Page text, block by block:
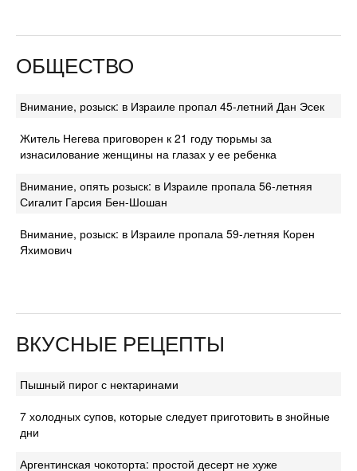
ОБЩЕСТВО
Внимание, розыск: в Израиле пропал 45-летний Дан Эсек
Житель Негева приговорен к 21 году тюрьмы за
изнасилование женщины на глазах у ее ребенка
Внимание, опять розыск: в Израиле пропала 56-летняя
Сигалит Гарсия Бен-Шошан
Внимание, розыск: в Израиле пропала 59-летняя Корен
Яхимович
ВКУСНЫЕ РЕЦЕПТЫ
Пышный пирог с нектаринами
7 холодных супов, которые следует приготовить в знойные
дни
Аргентинская чокоторта: простой десерт не хуже